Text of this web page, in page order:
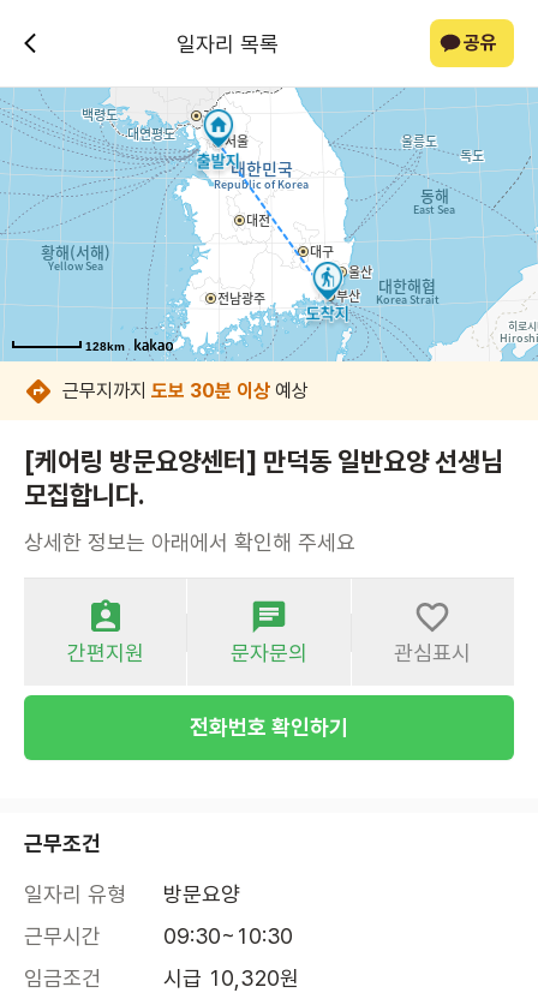
일자리 목록 공유
128km
128km
128km
128km
128km
128km
128km
128km
근무지까지 도보 30분 이상 예상
[케어링 방문요양센터] 만덕동 일반요양 선생님
모집합니다.
상세한 정보는 아래에서 확인해 주세요
간편지원 문자문의 관심표시
전화번호 확인하기
근무조건
일자리 유형
방문요양
근무시간
09:30~10:30
임금조건
시급 10,320원